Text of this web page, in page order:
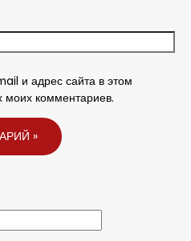
и адрес сайта в этом
комментариев.